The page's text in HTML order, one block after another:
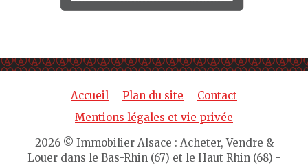
Accueil Plan du site
Contact
Mentions légales et vie privée
2026 © Immobilier Alsace : Acheter, Vendre &
Louer dans le Bas-Rhin (67) et le Haut Rhin (68) -